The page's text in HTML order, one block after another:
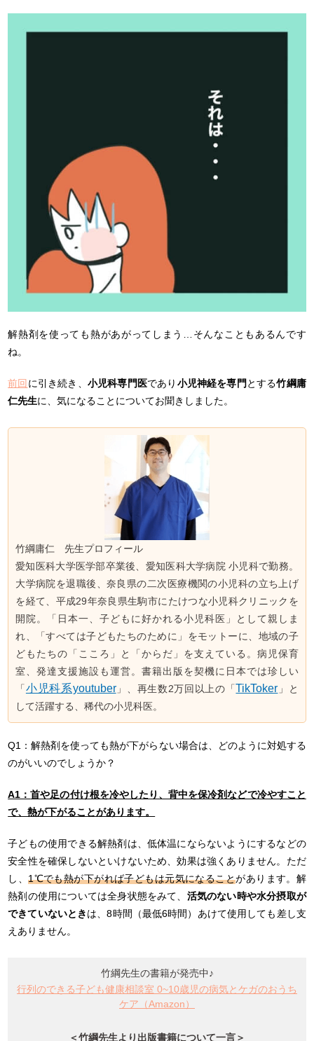
解熱剤を使っても熱があがってしまう…そんなこともあるんです
ね。
前回 に引き続き、 小児科専門医であり 小児神経を専門 とする竹綱庸
仁先生に、気になることについてお聞きしました。
竹綱庸仁 先生プロフィール
愛知医科大学医学部卒業後、愛知医科大学病院 小児科で勤務。
大学病院を退職後、奈良県の二次医療機関の小児科の立ち上げ
を経て、平成29年奈良県生駒市にたけつな小児科クリニックを
開院。「日本一、子どもに好かれる小児科医」として親しま
れ、「すべては子どもたちのために」をモットーに、地域の子
どもたちの「こころ」と「からだ」を支えている。病児保育
室、発達支援施設も運営。書籍出版を契機に日本では珍しい
「小児科系youtuber」、再生数2万回以上の「TikToker 」と
して活躍する、稀代の小児科医。
Q1：解熱剤を使っても熱が下がらない場合は、どのように対処する
のがいいのでしょうか？
A1：首や足の付け根を冷やしたり、背中を保冷剤などで冷やすこと
で、熱が下がることがあります。
子どもの使用できる解熱剤は、低体温にならないようにするなどの
安全性を確保しないといけないため、効果は強くありません。ただ
し、1℃でも熱が下がれば子どもは元気になることがあります。解
熱剤の使用については全身状態をみて、 活気のない時や水分摂取が
できていないときは、8時間（最低6時間）あけて使用しても差し支
えありません。
竹綱先生の書籍が発売中♪
行列のできる子ども健康相談室 0~10歳児の病気とケガのおうち
ケア（Amazon）
＜竹綱先生より出版書籍について一言＞